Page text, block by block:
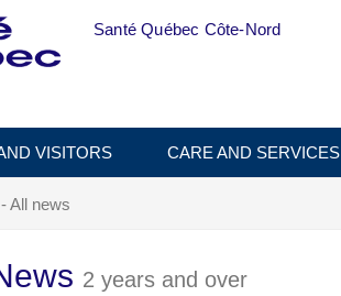
Santé Québec Côte-Nord
VISITORS CARE AND SERVICES
All news
2 years and over